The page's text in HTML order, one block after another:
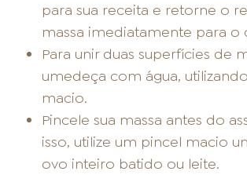
para sua receita e retorne o
massa imediatamente para o
Para unir duas superfícies de
umedeça com água,
macio.
Pincele sua massa antes do
isso, utilize um pincel macio
ovo inteiro batido ou leite.